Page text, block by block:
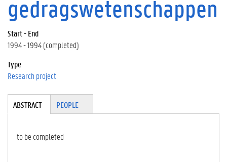
gedragswetenschappen
Start - End
1994 - 1994 (completed)
Type
Research project
Tabgroup
ABSTRACT(A
E
PEOPLE
to be completed